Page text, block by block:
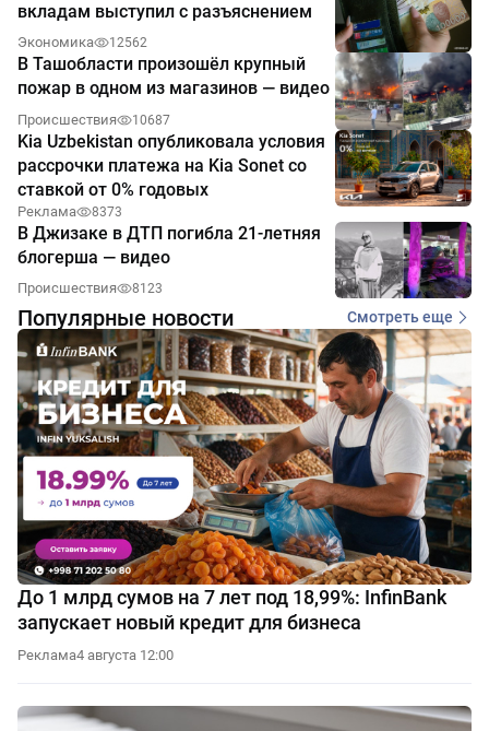
вкладам выступил с разъяснением
Экономика 12562
В Ташобласти произошёл крупный
пожар в одном из магазинов — видео
Происшествия 10687
Kia Uzbekistan опубликовала условия
рассрочки платежа на Kia Sonet со
ставкой от 0% годовых
Реклама 8373
В Джизаке в ДТП погибла 21-летняя
блогерша — видео
Происшествия 8123
Популярные новости Смотреть еще
До 1 млрд сумов на 7 лет под 18,99%: InfinBank
запускает новый кредит для бизнеса
Реклама4 августа 12:00